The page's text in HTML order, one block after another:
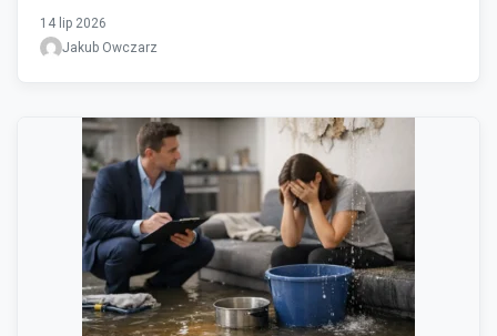
14 lip 2026
Jakub Owczarz